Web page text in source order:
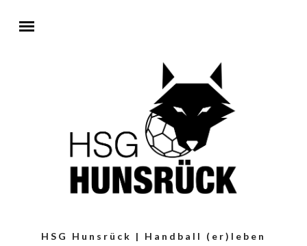
HSG Hunsrück | Handball (er)leben